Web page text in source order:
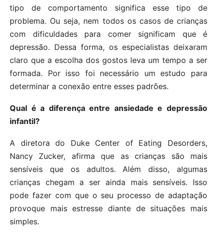
tipo de comportamento significa esse tipo de
problema. Ou seja, nem todos os casos de crianças
com dificuldades para comer significam que é
depressão. Dessa forma, os especialistas deixaram
claro que a escolha dos gostos leva um tempo a ser
formada. Por isso foi necessário um estudo para
determinar a conexão entre esses padrões.
Qual é a diferença entre ansiedade e depressão
infantil?
A diretora do Duke Center of Eating Desorders,
Nancy Zucker, afirma que as crianças são mais
sensíveis que os adultos. Além disso, algumas
crianças chegam a ser ainda mais sensíveis. Isso
pode fazer com que o seu processo de adaptação
provoque mais estresse diante de situações mais
simples.